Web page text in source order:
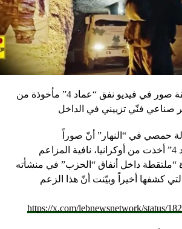
“النهار” تكشف حقيقة صور في فيديو نفق “عماد 4” مأخوذة من
صناعي فنّي تزييني في الداخل
حمصي في “النهار” أنّ صوراً
نفق “عماد 4” أخذت من أوكرانيا، نافية المزاعم
“ملتقطة داخل أنفاق “الحزب” في منشأته
عماد 4″، التي كشفها أخيراً وبيّنت أنّ هذا الزعم
https://x.com/lebnewsnetwork/status/